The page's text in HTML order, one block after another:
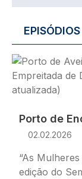
EPISÓDIOS
Imagem
Porto de
02.02.2026
“As
edição do